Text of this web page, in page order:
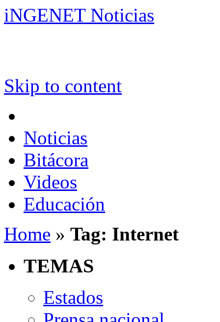
iNGENET Noticias
Skip to content
Noticias
Bitácora
Videos
Educación
Home » Tag: Internet
TEMAS
Estados